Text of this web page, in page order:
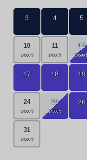
3 4 5
10 11 12
17 18 19
24 25 26
31